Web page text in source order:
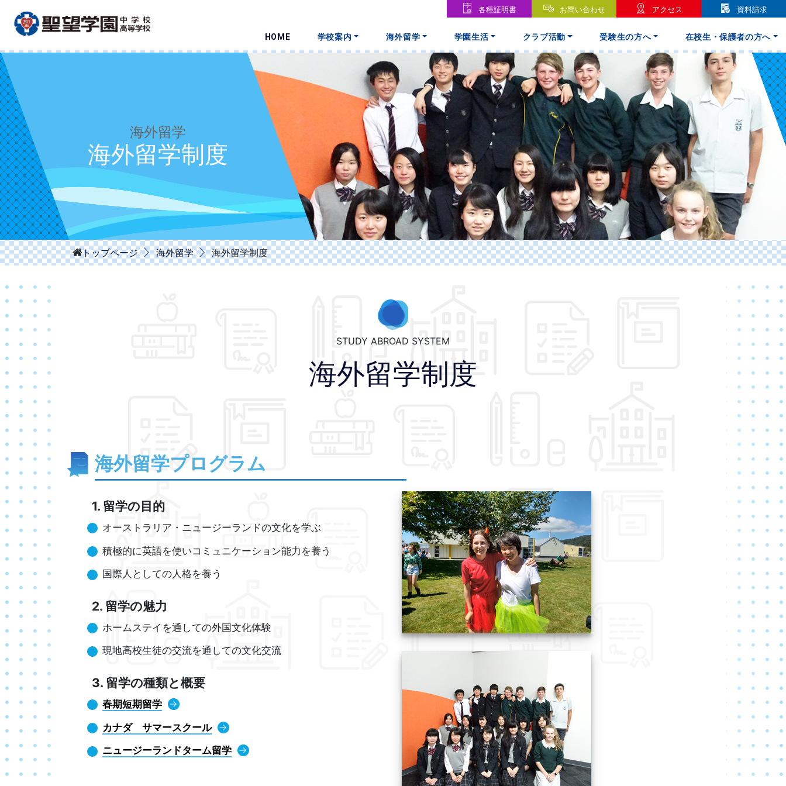
各種証明書 お問い合わせ アクセス 資料請求
HOME 学校案内 海外留学 学園生活 クラブ活動 受験生の方へ 在校生・保護者の方へ
海外留学
海外留学制度
トップページ 海外留学 海外留学制度
STUDY ABROAD SYSTEM
海外留学制度
海外留学プログラム
留学の目的
オーストラリア・ニュージーランドの文化を学ぶ
積極的に英語を使いコミュニケーション能力を養う
国際人としての人格を養う
留学の魅力
ホームステイを通しての外国文化体験
現地高校生徒の交流を通しての文化交流
留学の種類と概要
春期短期留学
カナダ サマースクール
ニュージーランドターム留学